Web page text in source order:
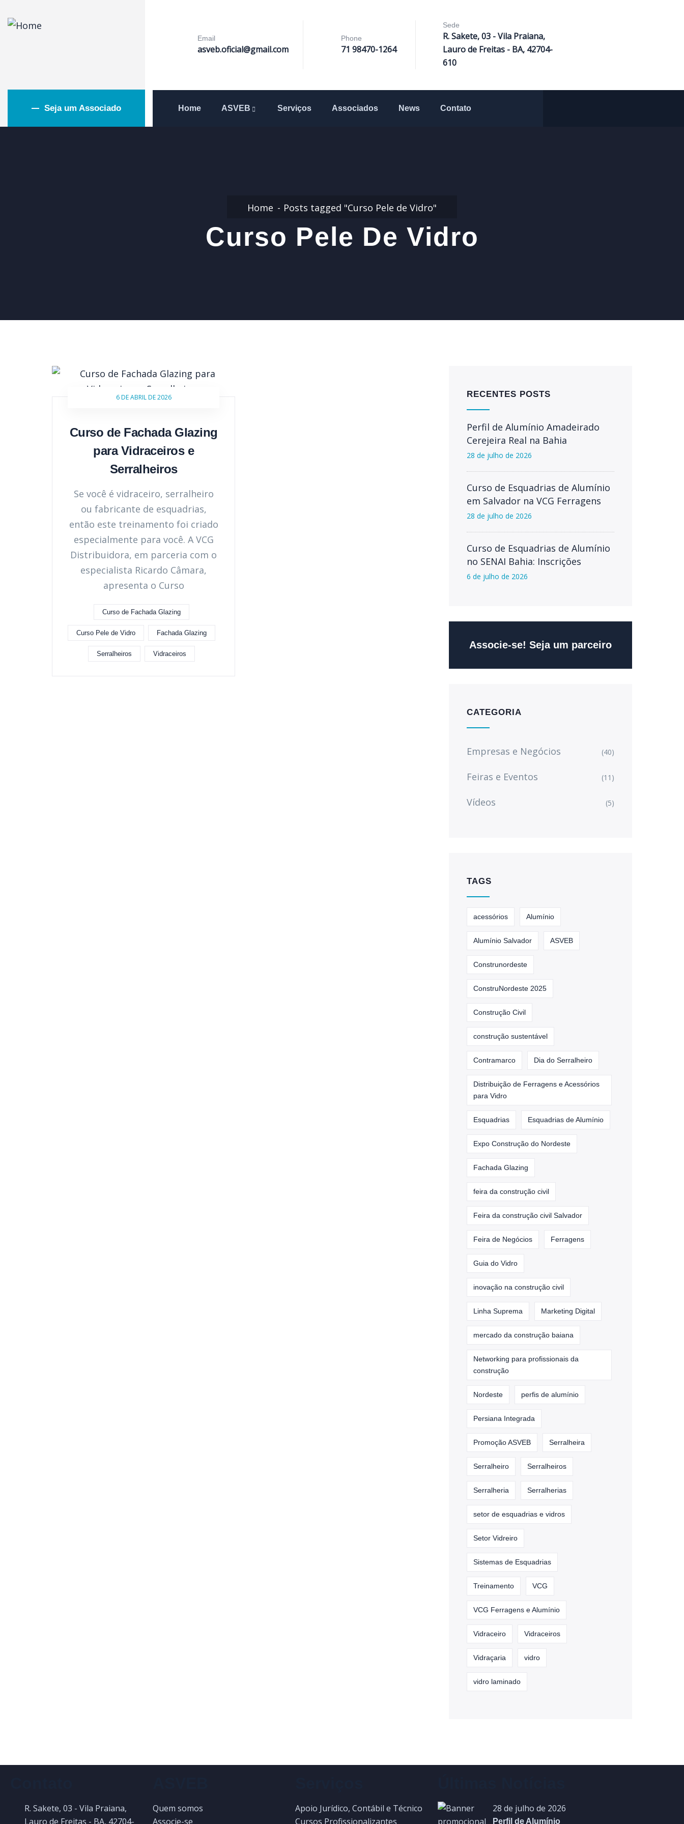
Email
asveb.oficial@gmail.com
Phone
71 98470-1264
Sede
R. Sakete, 03 - Vila Praiana,
Lauro de Freitas - BA, 42704-
610
Seja um Associado Home ASVEB Serviços Associados News Contato
Home Posts tagged "Curso Pele de Vidro"
Curso Pele De Vidro
6 DE ABRIL DE 2026
Curso de Fachada Glazing
para Vidraceiros e
Serralheiros
Se você é vidraceiro, serralheiro
ou fabricante de esquadrias,
então este treinamento foi criado
especialmente para você. A VCG
Distribuidora, em parceria com o
especialista Ricardo Câmara,
apresenta o Curso
Curso de Fachada Glazing
Curso Pele de Vidro Fachada Glazing
Serralheiros Vidraceiros
RECENTES POSTS
Perfil de Alumínio Amadeirado
Cerejeira Real na Bahia
28 de julho de 2026
Curso de Esquadrias de Alumínio
em Salvador na VCG Ferragens
28 de julho de 2026
Curso de Esquadrias de Alumínio
no SENAI Bahia: Inscrições
6 de julho de 2026
Associe-se! Seja um parceiro
CATEGORIA
Empresas e Negócios (40)
Feiras e Eventos (11)
Vídeos (5)
TAGS
acessórios Alumínio
Alumínio Salvador ASVEB
Construnordeste
ConstruNordeste 2025
Construção Civil
construção sustentável
Contramarco Dia do Serralheiro
Distribuição de Ferragens e Acessórios
para Vidro
Esquadrias Esquadrias de Alumínio
Expo Construção do Nordeste
Fachada Glazing
feira da construção civil
Feira da construção civil Salvador
Feira de Negócios Ferragens
Guia do Vidro
inovação na construção civil
Linha Suprema Marketing Digital
mercado da construção baiana
Networking para profissionais da
construção
Nordeste perfis de alumínio
Persiana Integrada
Promoção ASVEB Serralheira
Serralheiro Serralheiros
Serralheria Serralherias
setor de esquadrias e vidros
Setor Vidreiro
Sistemas de Esquadrias
Treinamento VCG
VCG Ferragens e Alumínio
Vidraceiro Vidraceiros
Vidraçaria vidro
vidro laminado
R. Sakete, 03 - Vila Praiana,
Lauro de Freitas - BA, 42704-
Quem somos
Associe-se
Apoio Jurídico, Contábil e Técnico
Cursos Profissionalizantes
28 de julho de 2026
Perfil de Alumínio